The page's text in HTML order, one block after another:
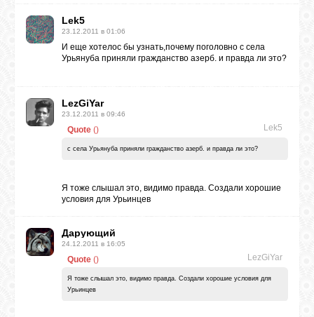
Lek5
23.12.2011 в 01:06
И еще хотелос бы узнать,почему поголовно с села
Урьянуба приняли гражданство азерб. и правда ли это?
LezGiYar
23.12.2011 в 09:46
Quote ( Lek5
)
с села Урьянуба приняли гражданство азерб. и правда ли это?
Я тоже слышал это, видимо правда. Создали хорошие
условия для Урьинцев
Дарующий
24.12.2011 в 16:05
Quote ( LezGiYar
)
Я тоже слышал это, видимо правда. Создали хорошие условия для
Урьинцев